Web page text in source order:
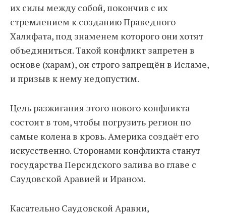
их силы между собой, покончив с их
стремлением к созданию Праведного
Халифата, под знаменем которого они хотят
объединиться. Такой конфликт запретен в
основе (харам), он строго запрещён в Исламе,
и призыв к нему недопустим.
Цель разжигания этого нового конфликта
состоит в том, чтобы погрузить регион по
самые колена в кровь. Америка создаёт его
искусственно. Сторонами конфликта станут
государства Персидского залива во главе с
Саудовской Аравией и Ираном.
Касательно Саудовской Аравии,